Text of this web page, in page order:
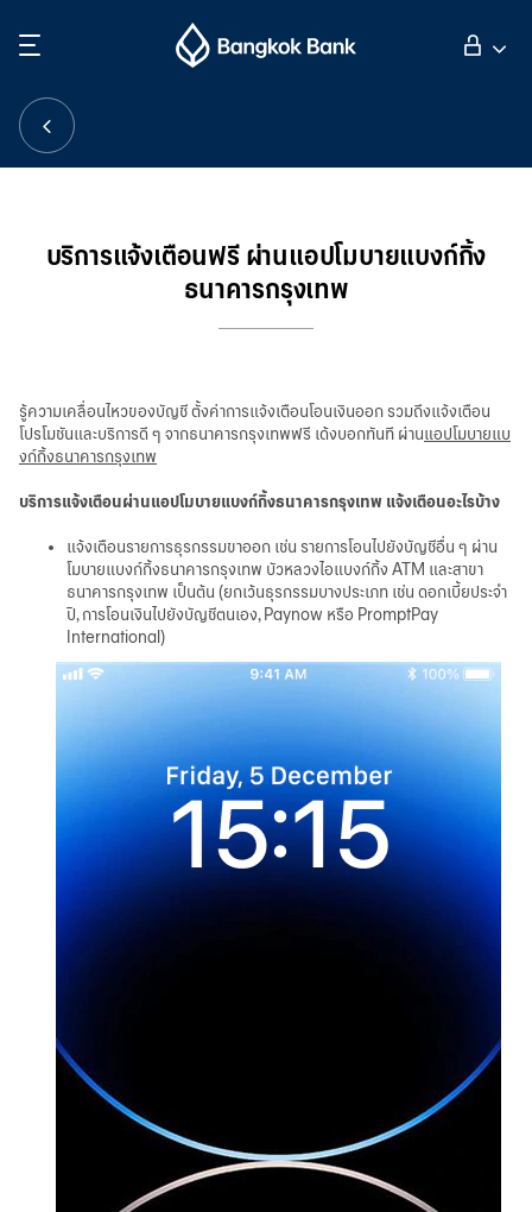
ลูกค้าบุคคล
กิจการธนาคารต่างประเทศ
เกี่ยวกับธนาคารกรุงเทพ
華人事務
日本語
บริการแจ้งเตือนฟรี ผ่านแอปโมบายแบงก์กิ้ง
ธนาคารกรุงเทพ
รู้ความเคลื่อนไหวของบัญชี ตั้งค่าการแจ้งเตือนโอนเงินออก รวมถึงแจ้งเตือน
โปรโมชันและบริการดี ๆ จากธนาคารกรุงเทพฟรี เด้งบอกทันที ผ่านแอปโมบายแบ
งก์กิ้งธนาคารกรุงเทพ
บริการแจ้งเตือนผ่านแอปโมบายแบงก์กิ้งธนาคารกรุงเทพ แจ้งเตือนอะไรบ้าง
แจ้งเตือนรายการธุรกรรมขาออก เช่น รายการโอนไปยังบัญชีอื่น ๆ ผ่าน
โมบายแบงก์กิ้งธนาคารกรุงเทพ บัวหลวงไอแบงก์กิ้ง ATM และสาขา
ธนาคารกรุงเทพ เป็นต้น (ยกเว้นธุรกรรมบางประเภท เช่น ดอกเบี้ยประจำ
ปี, การโอนเงินไปยังบัญชีตนเอง, Paynow หรือ PromptPay
International)